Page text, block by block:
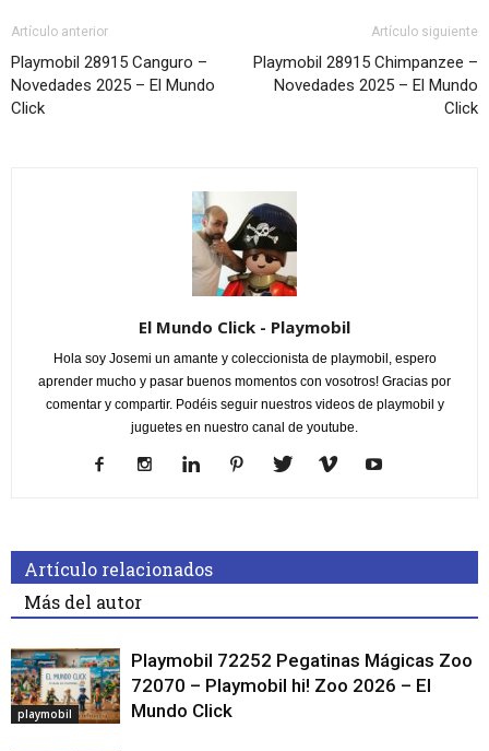
Artículo anterior
Playmobil 28915 Canguro –
Novedades 2025 – El Mundo
Click
Artículo siguiente
Playmobil 28915 Chimpanzee –
Novedades 2025 – El Mundo
Click
El Mundo Click - Playmobil
Hola soy Josemi un amante y coleccionista de playmobil, espero
aprender mucho y pasar buenos momentos con vosotros! Gracias por
comentar y compartir. Podéis seguir nuestros videos de playmobil y
juguetes en nuestro canal de youtube.
Artículo relacionados
Más del autor
playmobil
Playmobil 72252 Pegatinas Mágicas Zoo
72070 – Playmobil hi! Zoo 2026 – El
Mundo Click